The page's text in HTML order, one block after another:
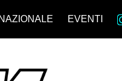
EVENTI